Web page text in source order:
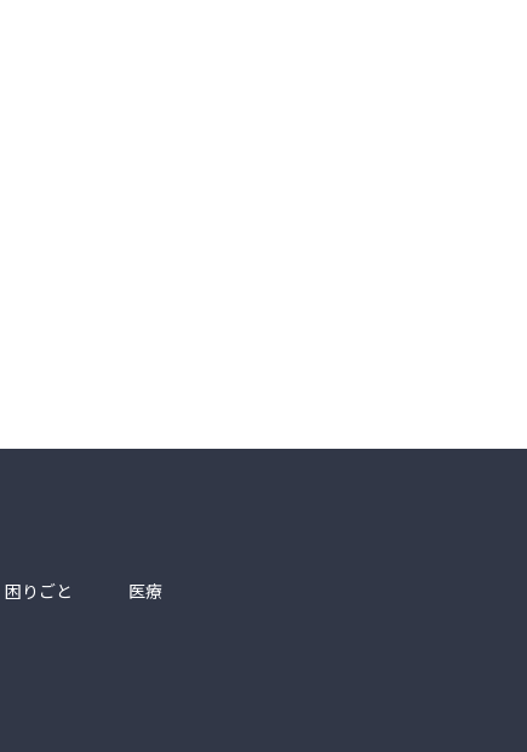
りごと 医療